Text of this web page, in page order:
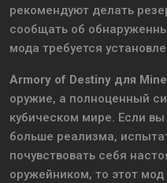
рекомендуют делать
сообщать об
мода требуется
Armory of Destiny для
оружие, а полноценный
кубическом мире. Если вы
больше реализма,
почувствовать себя
оружейником, то этот